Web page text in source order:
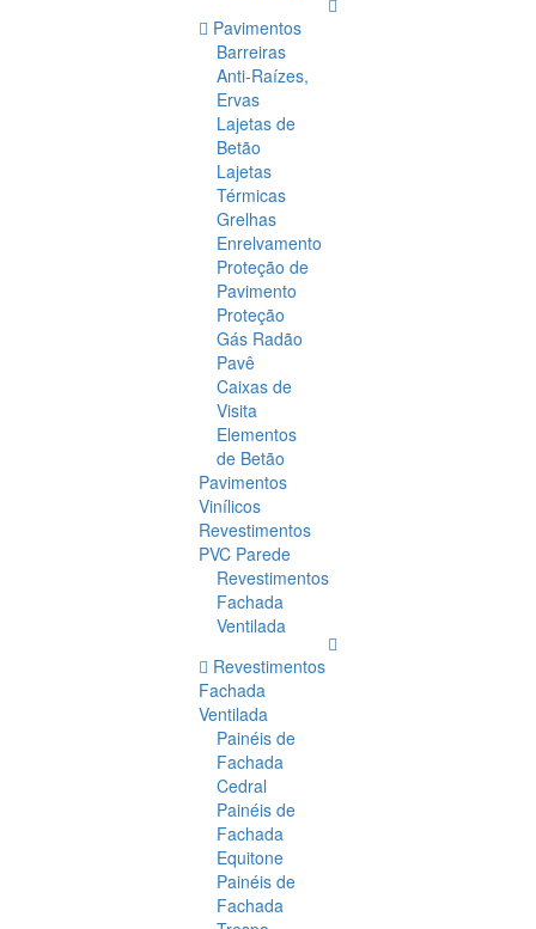
Pavimentos
Barreiras
Anti-Raízes,
Ervas
Lajetas de
Betão
Lajetas
Térmicas
Grelhas
Enrelvamento
Proteção de
Pavimento
Proteção
Gás Radão
Pavê
Caixas de
Visita
Elementos
de Betão
Pavimentos
Vinílicos
Revestimentos
PVC Parede
Revestimentos
Fachada
Ventilada
Revestimentos
Fachada
Ventilada
Painéis de
Fachada
Cedral
Painéis de
Fachada
Equitone
Painéis de
Fachada